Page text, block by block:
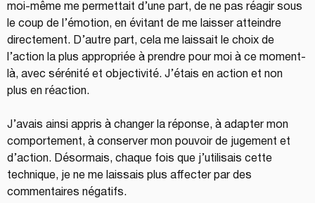
moi-même me permettait d’une part, de ne pas réagir sous
le coup de l’émotion, en évitant de me laisser atteindre
directement. D’autre part, cela me laissait le choix de
l’action la plus appropriée à prendre pour moi à ce moment-
là, avec sérénité et objectivité. J’étais en action et non
plus en réaction.
J’avais ainsi appris à changer la réponse, à adapter mon
comportement, à conserver mon pouvoir de jugement et
d’action. Désormais, chaque fois que j’utilisais cette
technique, je ne me laissais plus affecter par des
commentaires négatifs.